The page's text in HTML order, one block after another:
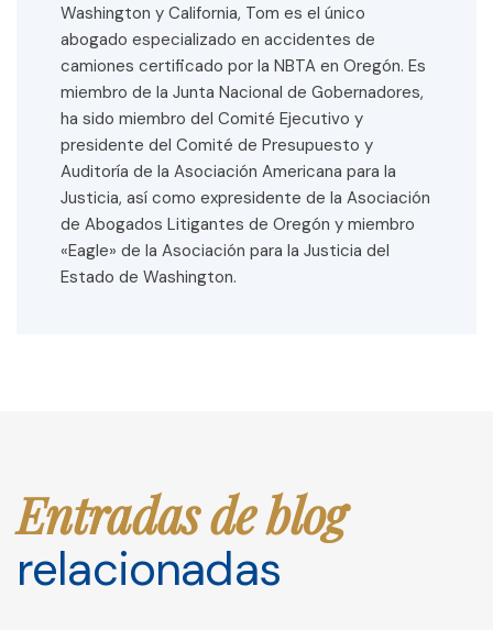
Washington y California, Tom es el único
abogado especializado en accidentes de
camiones certificado por la NBTA en Oregón. Es
miembro de la Junta Nacional de Gobernadores,
ha sido miembro del Comité Ejecutivo y
presidente del Comité de Presupuesto y
Auditoría de la Asociación Americana para la
Justicia, así como expresidente de la Asociación
de Abogados Litigantes de Oregón y miembro
«Eagle» de la Asociación para la Justicia del
Estado de Washington.
Entradas de blog
relacionadas